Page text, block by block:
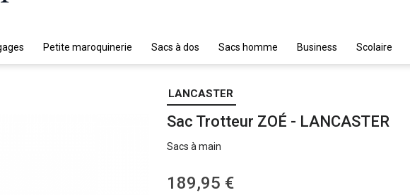
Petite maroquinerie Sacs à dos Sacs homme Business Scolaire
LANCASTER
Sac Trotteur ZOÉ - LANCASTER
Sacs à main
189,95 €